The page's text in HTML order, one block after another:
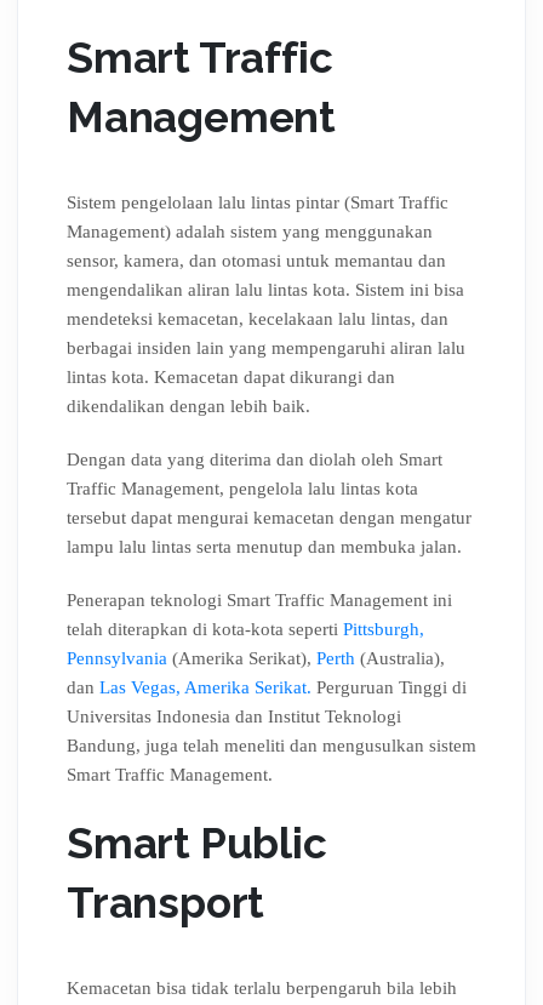
Smart Traffic
Management
Sistem pengelolaan lalu lintas pintar (Smart Traffic
Management) adalah sistem yang menggunakan
sensor, kamera, dan otomasi untuk memantau dan
mengendalikan aliran lalu lintas kota. Sistem ini bisa
mendeteksi kemacetan, kecelakaan lalu lintas, dan
berbagai insiden lain yang mempengaruhi aliran lalu
lintas kota. Kemacetan dapat dikurangi dan
dikendalikan dengan lebih baik.
Dengan data yang diterima dan diolah oleh Smart
Traffic Management, pengelola lalu lintas kota
tersebut dapat mengurai kemacetan dengan mengatur
lampu lalu lintas serta menutup dan membuka jalan.
Penerapan teknologi Smart Traffic Management ini
telah diterapkan di kota-kota seperti Pittsburgh,
Pennsylvania (Amerika Serikat), Perth (Australia),
dan Las Vegas, Amerika Serikat. Perguruan Tinggi di
Universitas Indonesia dan Institut Teknologi
Bandung, juga telah meneliti dan mengusulkan sistem
Smart Traffic Management.
Smart Public
Transport
Kemacetan bisa tidak terlalu berpengaruh bila lebih